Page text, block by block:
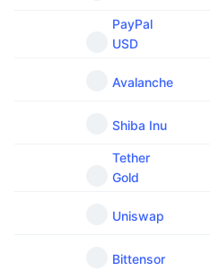
PayPal
USD
Avalanche
Shiba Inu
Tether
Gold
Uniswap
Bittensor